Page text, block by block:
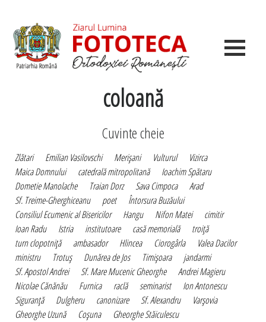
coloană
Cuvinte cheie
Zlătari Emilian Vasilovschi Merişani Vulturul
Vizirca
Maica Domnului
catedrală mitropolitană
Ioachim Spătaru
Dometie Manolache
Traian Dorz Sava Cimpoca
Arad
Sf. Treime-Gherghiceanu
poet
Întorsura Buzăului
Consiliul Ecumenic al Bisericilor
Hangu Nifon Matei
cimitir
Ioan Radu
Istria institutoare casă memorială
troiţă
turn clopotniţă
ambasador Hlincea Ciorogârla
Valea Dacilor
ministru
Trotuş Dunărea de Jos Timişoara
jandarmi
Sf. Apostol Andrei
Sf. Mare Mucenic Gheorghe
Andrei Magieru
Nicolae Cănănău
Furnica raclă seminarist
Ion Antonescu
Siguranţă
Dulgheru canonizare Sf. Alexandru
Varşovia
Gheorghe Uzună
Coşuna Gheorghe Stăiculescu